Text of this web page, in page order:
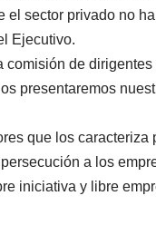
sector privado no
Ejecutivo.
comisión de
presentaremos
que los caracteriza
a los
iniciativa y libre